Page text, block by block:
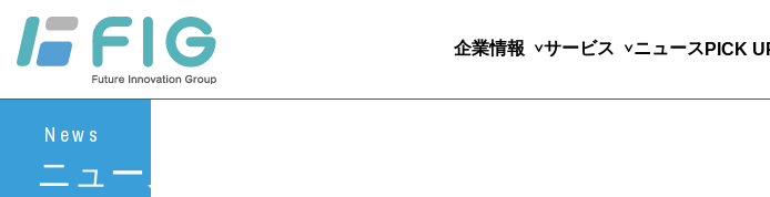
企業情報 サービス ニュース PICK
News
ニュース